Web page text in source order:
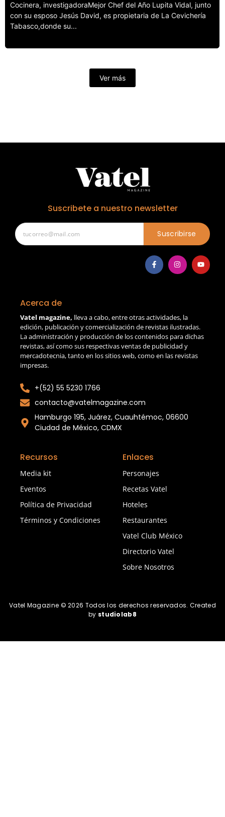
Cocinera, investigadoraMejor Chef del Año Lupita Vidal, junto
con su esposo Jesús David, es propietaria de La Cevichería
Tabasco,donde su...
Ver más
Suscribete a nuestro newsletter
Suscribirse
Acerca de
Vatel magazine, lleva a cabo, entre otras actividades, la
edición, publicación y comercialización de revistas ilustradas.
La administración y producción de los contenidos para dichas
revistas, así como sus respectivas ventas de publicidad y
mercadotecnia, tanto en los sitios web, como en las revistas
impresas.
+(52) 55 5230 1766
contacto@vatelmagazine.com
Hamburgo 195, Juárez, Cuauhtémoc, 06600
Ciudad de México, CDMX
Recursos
Media kit
Eventos
Política de Privacidad
Términos y Condiciones
Enlaces
Personajes
Recetas Vatel
Hoteles
Restaurantes
Vatel Club México
Directorio Vatel
Sobre Nosotros
Vatel Magazine © 2026 Todos los derechos reservados. Created
by studiolab8